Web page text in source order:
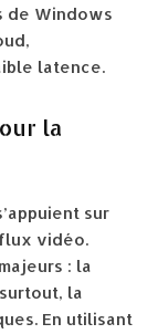
de Windows
latence.
la
sur
vidéo.
: la
la
En utilisant